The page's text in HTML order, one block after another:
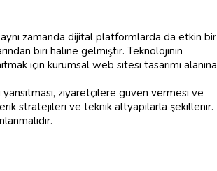
zamanda dijital platformlarda da etkin bir
biri haline gelmiştir. Teknolojinin
için kurumsal web sitesi tasarımı alanına
ziyaretçilere güven vermesi ve
stratejileri ve teknik altyapılarla şekillenir.